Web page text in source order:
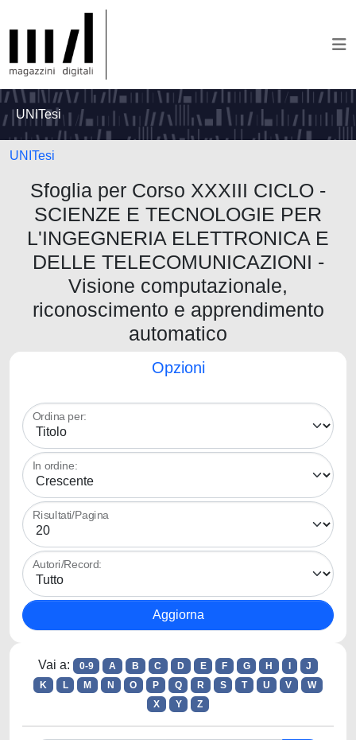
UNITesi
UNITesi
Sfoglia per Corso XXXIII CICLO -
SCIENZE E TECNOLOGIE PER
L'INGEGNERIA ELETTRONICA E
DELLE TELECOMUNICAZIONI -
Visione computazionale,
riconoscimento e apprendimento
automatico
Opzioni
Ordina per:
In ordine:
Risultati/Pagina
Autori/Record:
Vai a: 0-9 A B C D E F G H
J
K
L M N O P Q R S T U V
W
X
Y Z